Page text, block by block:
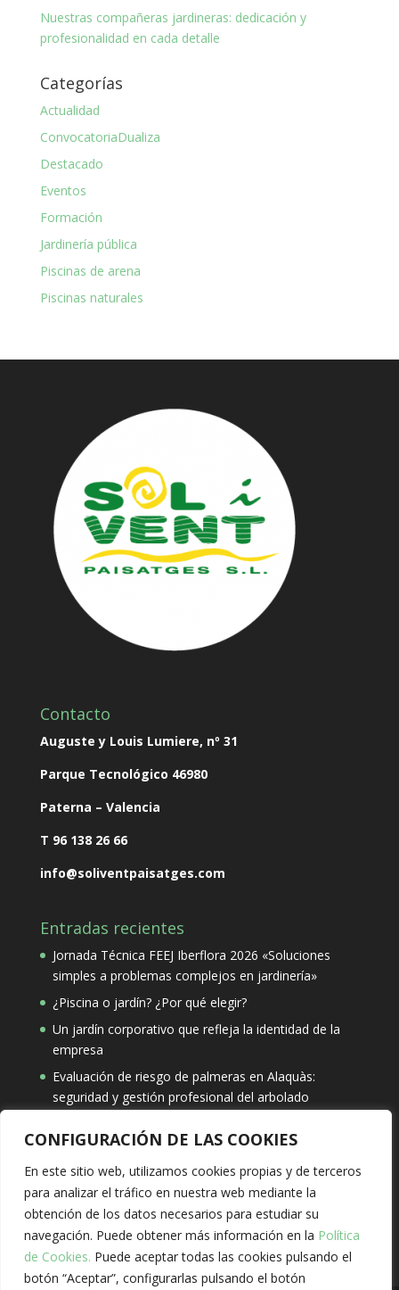
CONFIGURACIÓN DE LAS COOKIES
En este sitio web, utilizamos cookies propias y de terceros
para analizar el tráfico en nuestra web mediante la
obtención de los datos necesarios para estudiar su
navegación. Puede obtener más información en la Política
de Cookies. Puede aceptar todas las cookies pulsando el
botón “Aceptar”, configurarlas pulsando el botón
Nuestras compañeras jardineras: dedicación y
profesionalidad en cada detalle
Categorías
Actualidad
ConvocatoriaDualiza
Destacado
Eventos
Formación
Jardinería pública
Piscinas de arena
Piscinas naturales
Contacto
Auguste y Louis Lumiere, nº 31
Parque Tecnológico 46980
Paterna – Valencia
T 96 138 26 66
info@soliventpaisatges.com
Entradas recientes
Jornada Técnica FEEJ Iberflora 2026 «Soluciones
simples a problemas complejos en jardinería»
¿Piscina o jardín? ¿Por qué elegir?
Un jardín corporativo que refleja la identidad de la
empresa
Evaluación de riesgo de palmeras en Alaquàs:
seguridad y gestión profesional del arbolado